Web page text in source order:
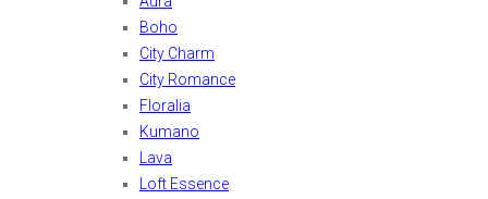
Boho
City Charm
City Romance
Floralia
Kumano
Lava
Loft Essence